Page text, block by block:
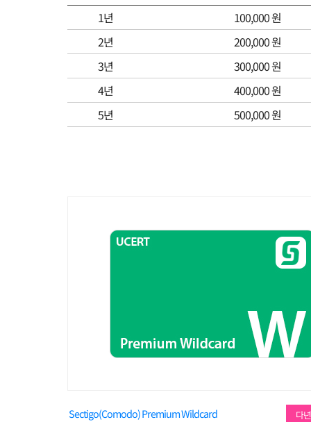
1년
100,000 원
2년
200,000 원
3년
300,000 원
4년
400,000 원
5년
500,000 원
Sectigo(Comodo) Premium Wildcard 다